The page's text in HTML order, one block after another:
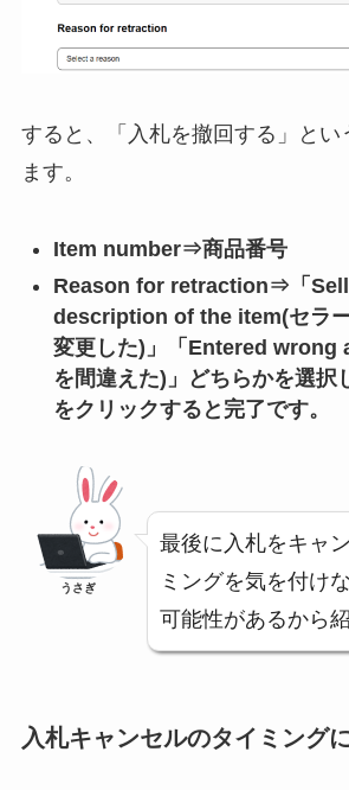
すると、「入札を撤回する」とい
ます。
Item number⇒商品番号
Reason for retraction⇒「
description of the item(セラ
変更した)」「Entered wrong
を間違えた)」どちらかを選択
をクリックすると完了です。
うさぎ
最後に入札をキャ
ミングを気を付け
可能性があるから
入札キャンセルのタイミング